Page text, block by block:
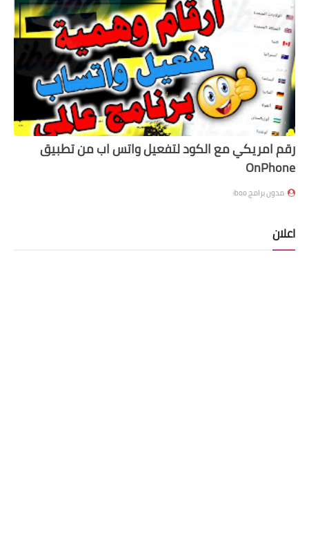
رقم امريكي مع الكود لتفعيل واتس اب من تطبيق
OnPhone
مدون برامج iboo
اعلان